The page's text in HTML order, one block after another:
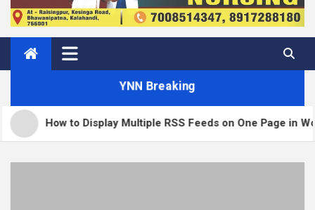
YNN Breaking
to Display Multiple RSS Feeds on One Page in WordPress